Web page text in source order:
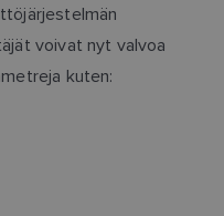
voivat nyt valvoa
kuten: